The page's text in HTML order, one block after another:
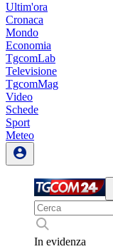
Ultim'ora
Cronaca
Mondo
Economia
TgcomLab
Televisione
TgcomMag
Video
Schede
Sport
Meteo
In evidenza